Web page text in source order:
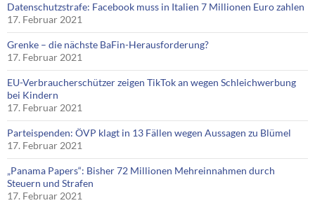
Datenschutzstrafe: Facebook muss in Italien 7 Millionen Euro zahlen
17. Februar 2021
Grenke – die nächste BaFin-Herausforderung?
17. Februar 2021
EU-Verbraucherschützer zeigen TikTok an wegen Schleichwerbung
bei Kindern
17. Februar 2021
Parteispenden: ÖVP klagt in 13 Fällen wegen Aussagen zu Blümel
17. Februar 2021
„Panama Papers“: Bisher 72 Millionen Mehreinnahmen durch
Steuern und Strafen
17. Februar 2021